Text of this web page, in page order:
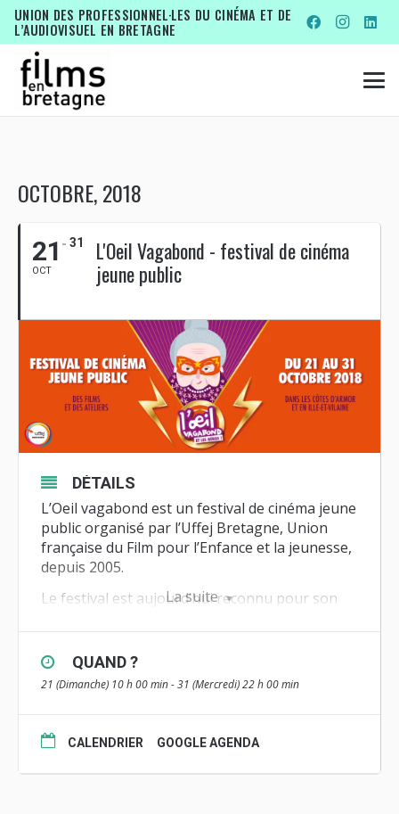
UNION DES PROFESSIONNEL·LES DU CINÉMA ET DE
L’AUDIOVISUEL EN BRETAGNE
OCTOBRE, 2018
21
OCT
31
L'Oeil Vagabond - festival de cinéma
jeune public
La suite
DÉTAILS
L’Oeil vagabond est un festival de cinéma jeune
public organisé par l’Uffej Bretagne, Union
française du Film pour l’Enfance et la jeunesse,
depuis 2005.
Le festival est aujourd’hui reconnu pour son
Bretagne imagine et conçoit desjeux,
des
ateliers, et des
au long du festival, le jeune public et aussi les
adultes, découvrent l’univers varié du cinéma et
s’initient tout en s’amusant aux techniques de
l’image.
QUAND ?
21 (Dimanche) 10 h 00 min - 31 (Mercredi) 22 h 00 min
CALENDRIER GOOGLE AGENDA